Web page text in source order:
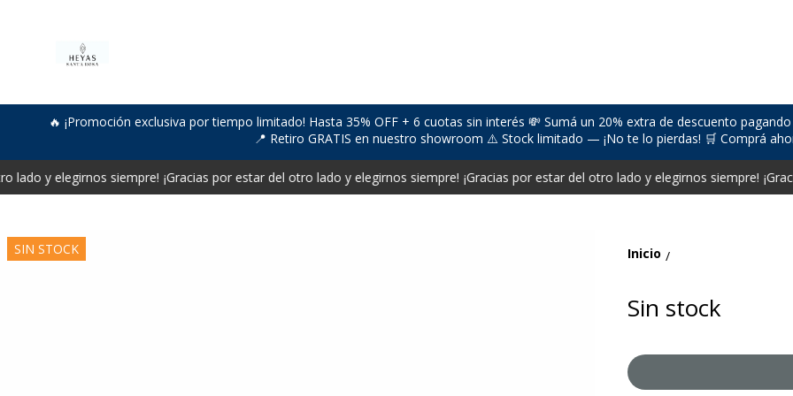
🔥 ¡Promoción exclusiva por tiempo limitado! Hasta 35% OFF + 6 cuotas sin interés 💸 Sumá un 20% extra de descuento
📍 Retiro GRATIS en nuestro showroom ⚠️ Stock limitado — ¡No te lo pierdas! 🛒 Comprá
lado y elegirnos siempre! ¡Gracias por estar del otro lado y elegirnos siempre! ¡Gracias por estar del otro lado y elegirnos siempre!
SIN STOCK Inicio /
Sin stock